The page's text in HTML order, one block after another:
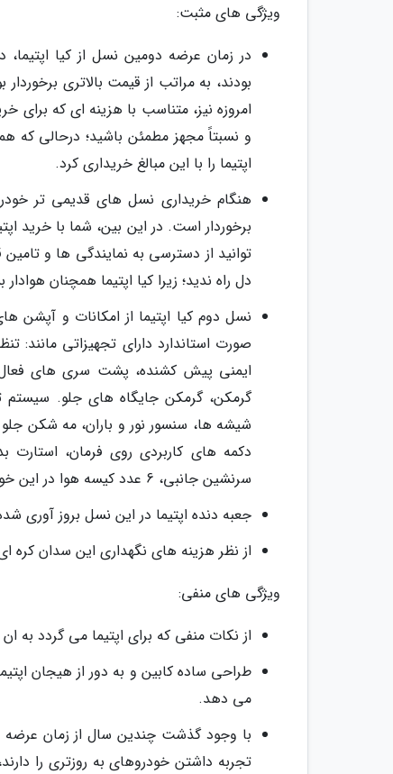
ویژگی های مثبت:
در زمان عرضه دومین نسل از کیا
بودند، به مراتب از قیمت بالاتری
امروزه نیز، متناسب با هزینه ای که برای
و نسبتاً مجهز مطمئن باشید؛ درحالی که
اپتیما را با این مبالغ خریداری کرد.
هنگام خریداری نسل های قدیمی تر
توانید از دسترسی به نمایندگی ها و
دل راه ندید؛ زیرا کیا اپتیما همچنان هوادار
نسل دوم کیا اپتیما از امکانات و
صورت استاندارد دارای تجهیزاتی
ایمنی پیش کشنده، پشت سری های فعال،
گرمکن، گرمکن جایگاه های جلو. سیستم
دکمه های کاربردی روی فرمان،
سرنشین جانبی، 6 عدد کیسه هوا در این خودرو تهویه شده است.
جعبه دنده اپتیما در این نسل بروز آوری
از نظر هزینه های نگهداری این سدان کره
ویژگی های منفی:
از نکات منفی که برای اپتیما می گردد
طراحی ساده کابین و به دور از هیجان
می دهد.
با وجود گذشت چندین سال از زمان عرضه
تجربه داشتن خودروهای به روزتری را